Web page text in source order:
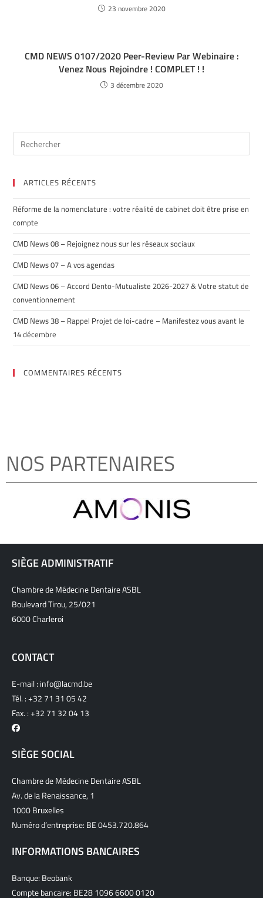
23 novembre 2020
CMD NEWS 0107/2020 Peer-Review Par Webinaire :
Venez Nous Rejoindre ! COMPLET ! !
3 décembre 2020
ARTICLES RÉCENTS
Réforme de la nomenclature : votre réalité de cabinet doit être prise en
compte
CMD News 08 – Rejoignez nous sur les réseaux sociaux
CMD News 07 – A vos agendas
CMD News 06 – Accord Dento-Mutualiste 2026-2027 & Votre statut de
conventionnement
CMD News 38 – Rappel Projet de loi-cadre – Manifestez vous avant le
14 décembre
COMMENTAIRES RÉCENTS
NOS PARTENAIRES
SIÈGE ADMINISTRATIF
Chambre de Médecine Dentaire ASBL
Boulevard Tirou, 25/021
6000 Charleroi
CONTACT
E-mail : info@lacmd.be
Tél. :+32 71 31 05 42
Fax. : +32 71 32 04 13
SIÈGE SOCIAL
Chambre de Médecine Dentaire ASBL
Av. de la Renaissance, 1
1000 Bruxelles
Numéro d’entreprise: BE 0453.720.864
INFORMATIONS BANCAIRES
Banque: Beobank
Compte bancaire: BE28 1096 6600 0120